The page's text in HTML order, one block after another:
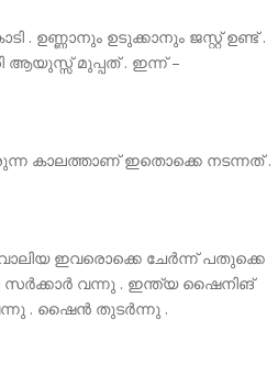
. ഉണ്ണാനും ഉടുക്കാനും ജസ്റ്റ് ഉണ്ട് .
ആയുസ്സ് മുപ്പത് . ഇന്ന് –
കാലത്താണ് ഇതൊക്കെ നടന്നത് .
ഇവരൊക്കെ ചേർന്ന് പതുക്കെ
സർക്കാർ വന്നു . ഇന്ത്യ ഷൈനിങ്
. ഷൈൻ തുടർന്നു .